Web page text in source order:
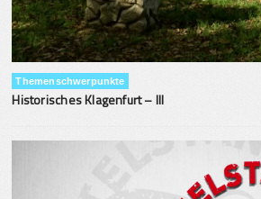
Themenschwerpunkte
Historisches Klagenfurt – III